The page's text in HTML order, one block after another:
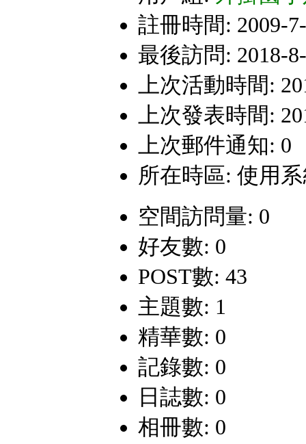
註冊時間: 2009-
最後訪問: 2018-
上次活動時間:
上次發表時間:
上次郵件通知: 0
所在時區: 使用
空間訪問量: 0
好友數: 0
POST數: 43
主題數: 1
精華數: 0
記錄數: 0
日誌數: 0
相冊數: 0